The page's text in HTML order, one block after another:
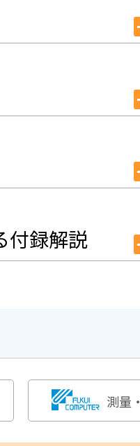
付録解説
測量